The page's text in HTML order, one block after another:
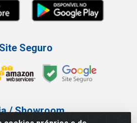
Site Seguro
/ Showroom